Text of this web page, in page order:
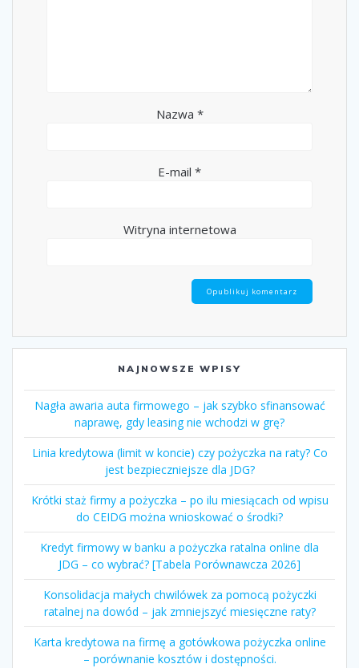
Nazwa *
E-mail *
Witryna internetowa
NAJNOWSZE WPISY
Nagła awaria auta firmowego – jak szybko sfinansować
naprawę, gdy leasing nie wchodzi w grę?
Linia kredytowa (limit w koncie) czy pożyczka na raty? Co
jest bezpieczniejsze dla JDG?
Krótki staż firmy a pożyczka – po ilu miesiącach od wpisu
do CEIDG można wnioskować o środki?
Kredyt firmowy w banku a pożyczka ratalna online dla
JDG – co wybrać? [Tabela Porównawcza 2026]
Konsolidacja małych chwilówek za pomocą pożyczki
ratalnej na dowód – jak zmniejszyć miesięczne raty?
Karta kredytowa na firmę a gotówkowa pożyczka online
– porównanie kosztów i dostępności.